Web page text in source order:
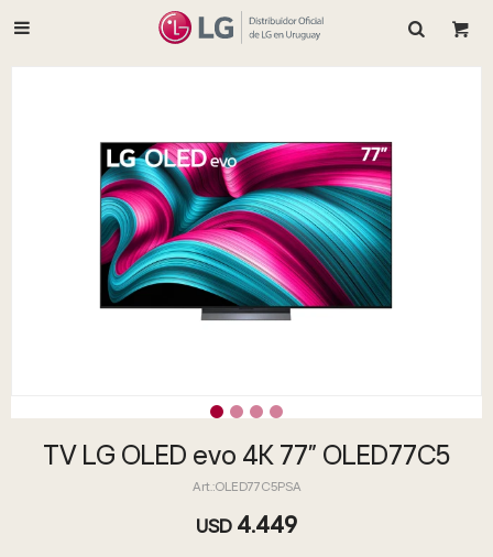

TV LG OLED evo 4K 77" OLED77C5
OLED77C5PSA
USD 4.449